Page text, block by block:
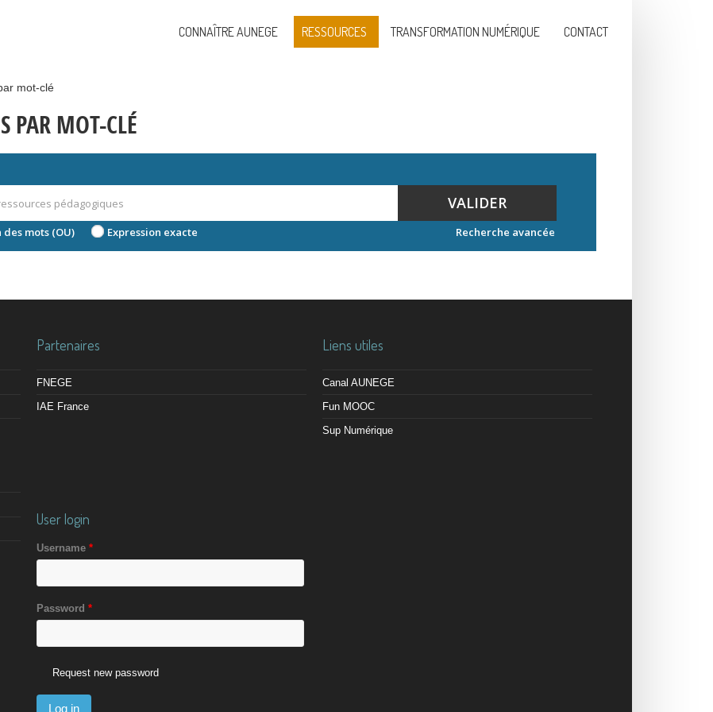
CONNAÎTRE AUNEGE RESSOURCES TRANSFORMATION NUMÉRIQUE CONTACT
mot-clé
PAR MOT-CLÉ
VALIDER
des mots (OU) Expression exacte Recherche avancée
Partenaires
FNEGE
IAE France
Liens utiles
Canal AUNEGE
Fun MOOC
Sup Numérique
User login
Username *
Password *
Request new password